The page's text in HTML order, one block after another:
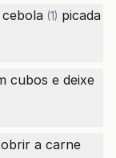
cebola (1) picada
cubos e deixe
a carne